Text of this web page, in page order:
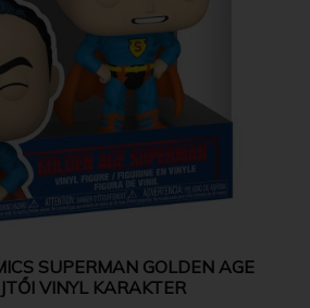
SUPERMAN GOLDEN AGE
VINYL KARAKTER